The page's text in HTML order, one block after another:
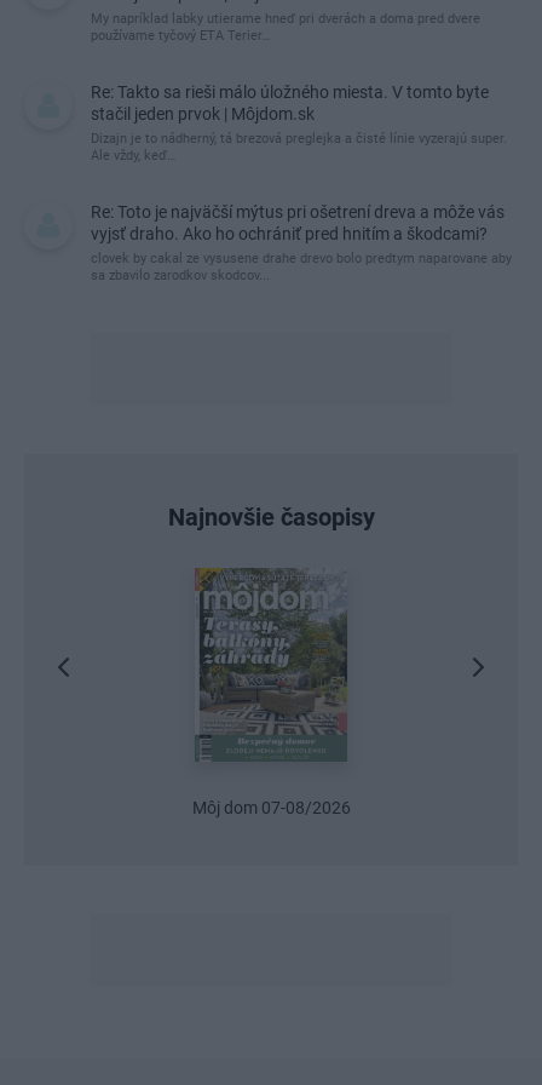
My napríklad labky utierame hneď pri dverách a doma pred dvere
používame tyčový ETA Terier…
Re: Takto sa rieši málo úložného miesta. V tomto byte
stačil jeden prvok | Môjdom.sk
Dizajn je to nádherný, tá brezová preglejka a čisté línie vyzerajú super.
Ale vždy, keď…
Re: Toto je najväčší mýtus pri ošetrení dreva a môže vás
vyjsť draho. Ako ho ochrániť pred hnitím a škodcami?
clovek by cakal ze vysusene drahe drevo bolo predtym naparovane aby
sa zbavilo zarodkov skodcov...
Najnovšie časopisy
Urob si sám 6/2026